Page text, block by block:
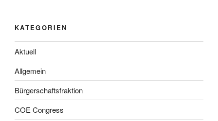
KATEGORIEN
Aktuell
Allgemein
Bürgerschaftsfraktion
COE Congress